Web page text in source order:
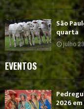
São
quarta
julho
EVENTOS
2026